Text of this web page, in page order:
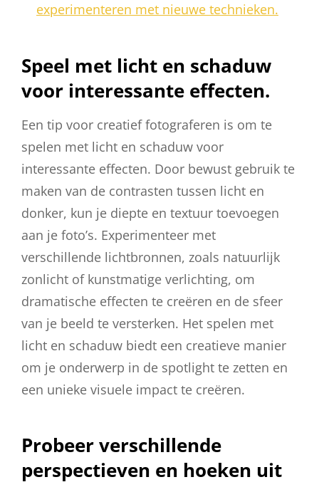
experimenteren met nieuwe technieken.
Speel met licht en schaduw
voor interessante effecten.
Een tip voor creatief fotograferen is om te
spelen met licht en schaduw voor
interessante effecten. Door bewust gebruik te
maken van de contrasten tussen licht en
donker, kun je diepte en textuur toevoegen
aan je foto’s. Experimenteer met
verschillende lichtbronnen, zoals natuurlijk
zonlicht of kunstmatige verlichting, om
dramatische effecten te creëren en de sfeer
van je beeld te versterken. Het spelen met
licht en schaduw biedt een creatieve manier
om je onderwerp in de spotlight te zetten en
een unieke visuele impact te creëren.
Probeer verschillende
perspectieven en hoeken uit